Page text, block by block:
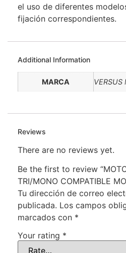
el uso de diferentes
fijación correspondientes.
Additional Information
MARCA VERSUS
Reviews
There are no reviews yet.
Be the first to review
TRI/MONO COMPATIBLE
Tu dirección de correo
publicada. Los campos
marcados con *
Your rating *